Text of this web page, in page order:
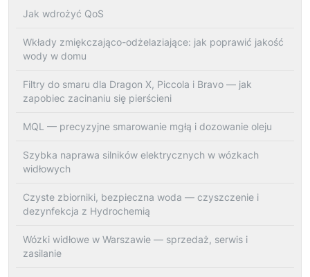
Jak wdrożyć QoS
Wkłady zmiękczająco-odżelaziające: jak poprawić jakość
wody w domu
Filtry do smaru dla Dragon X, Piccola i Bravo — jak
zapobiec zacinaniu się pierścieni
MQL — precyzyjne smarowanie mgłą i dozowanie oleju
Szybka naprawa silników elektrycznych w wózkach
widłowych
Czyste zbiorniki, bezpieczna woda — czyszczenie i
dezynfekcja z Hydrochemią
Wózki widłowe w Warszawie — sprzedaż, serwis i
zasilanie